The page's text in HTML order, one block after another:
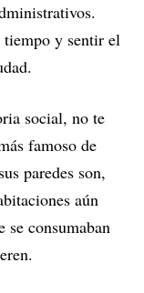
tiempo y sentir el
social, no te
famoso de
paredes son,
aún
se consumaban